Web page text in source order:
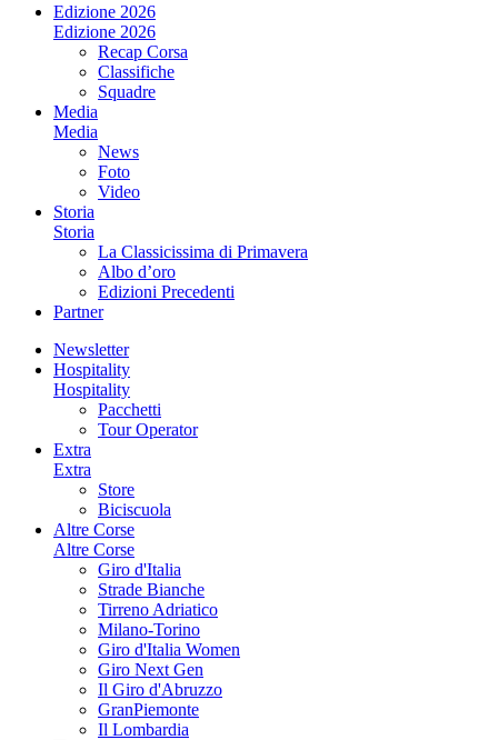
Edizione 2026
Edizione 2026
Recap Corsa
Classifiche
Squadre
Media
Media
News
Foto
Video
Storia
Storia
La Classicissima di Primavera
Albo d’oro
Edizioni Precedenti
Partner
Newsletter
Hospitality
Hospitality
Pacchetti
Tour Operator
Extra
Extra
Store
Biciscuola
Altre Corse
Altre Corse
Giro d'Italia
Strade Bianche
Tirreno Adriatico
Milano-Torino
Giro d'Italia Women
Giro Next Gen
Il Giro d'Abruzzo
GranPiemonte
Il Lombardia